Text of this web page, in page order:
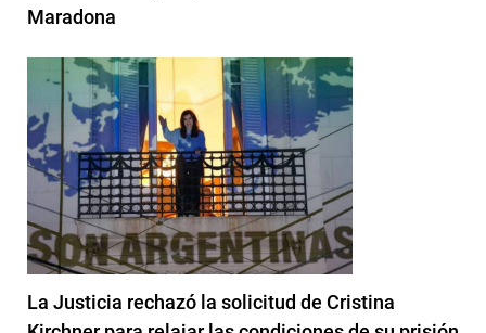
Maradona
La Justicia rechazó la solicitud de Cristina